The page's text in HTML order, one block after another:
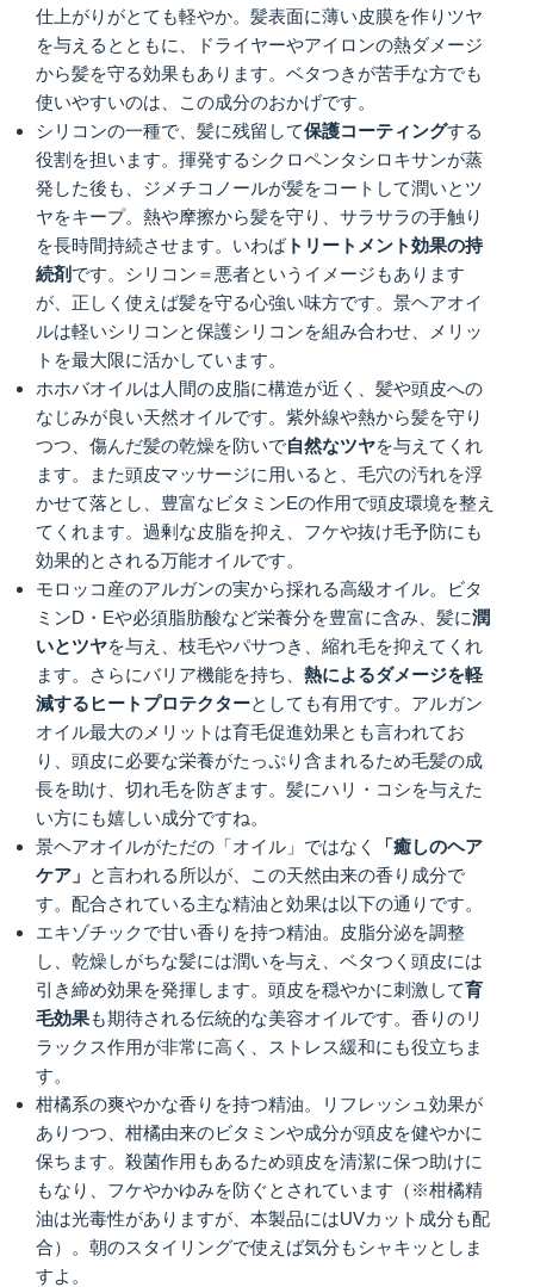
仕上がりがとても軽やか。髪表面に薄い皮膜を作りツヤ
を与えるとともに、ドライヤーやアイロンの熱ダメージ
から髪を守る効果もあります。ベタつきが苦手な方でも
使いやすいのは、この成分のおかげです。
シリコンの一種で、髪に残留して保護コーティングする
役割を担います。揮発するシクロペンタシロキサンが蒸
発した後も、ジメチコノールが髪をコートして潤いとツ
ヤをキープ。熱や摩擦から髪を守り、サラサラの手触り
を長時間持続させます。いわばトリートメント効果の持
続剤 です。シリコン＝悪者というイメージもあります
が、正しく使えば髪を守る心強い味方です。景ヘアオイ
ルは軽いシリコンと保護シリコンを組み合わせ、メリッ
トを最大限に活かしています。
ホホバオイルは人間の皮脂に構造が近く、髪や頭皮への
なじみが良い天然オイルです。紫外線や熱から髪を守り
つつ、傷んだ髪の乾燥を防いで自然なツヤを与えてくれ
ます。また頭皮マッサージに用いると、毛穴の汚れを浮
かせて落とし、豊富なビタミンEの作用で頭皮環境を整え
てくれます。過剰な皮脂を抑え、フケや抜け毛予防にも
効果的とされる万能オイルです。
モロッコ産のアルガンの実から採れる高級オイル。ビタ
ミンD・Eや必須脂肪酸など栄養分を豊富に含み、髪に潤
いとツヤを与え、枝毛やパサつき、縮れ毛を抑えてくれ
ます。さらにバリア機能を持ち、 熱によるダメージを軽
減するヒートプロテクターとしても有用です。アルガン
オイル最大のメリットは育毛促進効果とも言われてお
り、頭皮に必要な栄養がたっぷり含まれるため毛髪の成
長を助け、切れ毛を防ぎます。髪にハリ・コシを与えた
い方にも嬉しい成分ですね。
景ヘアオイルがただの「オイル」ではなく
「癒しのヘア
ケア」 と言われる所以が、この天然由来の香り成分で
す。配合されている主な精油と効果は以下の通りです。
エキゾチックで甘い香りを持つ精油。皮脂分泌を調整
し、乾燥しがちな髪には潤いを与え、ベタつく頭皮には
引き締め効果を発揮します。頭皮を穏やかに刺激して育
毛効果も期待される伝統的な美容オイルです。香りのリ
ラックス作用が非常に高く、ストレス緩和にも役立ちま
す。
柑橘系の爽やかな香りを持つ精油。リフレッシュ効果が
ありつつ、柑橘由来のビタミンや成分が頭皮を健やかに
保ちます。殺菌作用もあるため頭皮を清潔に保つ助けに
もなり、フケやかゆみを防ぐとされています（※柑橘精
油は光毒性がありますが、本製品にはUVカット成分も配
合）。朝のスタイリングで使えば気分もシャキッとしま
すよ。